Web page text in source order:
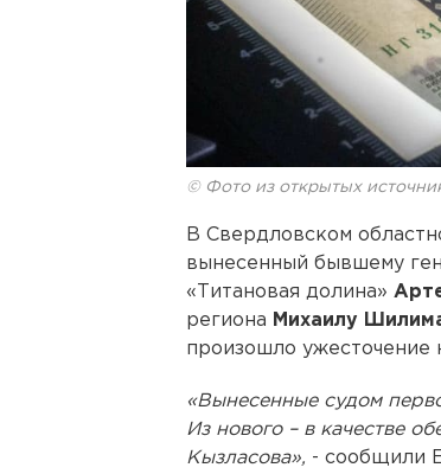
© Фото из открытых
В Свердловском
вынесенный бывшему
«Титановая долина»
региона Михаилу
произошло ужесточение
«Вынесенные судом
Из нового – в качестве
Кызласова», - сообщили